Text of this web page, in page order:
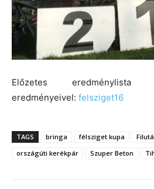
Előzetes eredménylista
eredményeivel: felsziget16
TAGS bringa félsziget kupa
országúti kerékpár
Szuper Beton